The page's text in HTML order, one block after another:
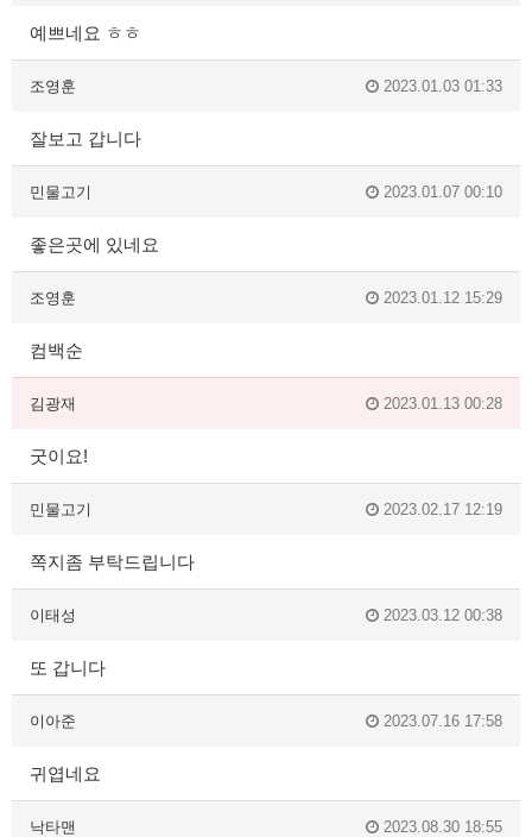
예쁘네요 ㅎㅎ
조영훈 2023.01.03 01:33
잘보고 갑니다
민물고기 2023.01.07 00:10
좋은곳에 있네요
조영훈 2023.01.12 15:29
컴백순
김광재 2023.01.13 00:28
굿이요!
민물고기 2023.02.17 12:19
쪽지좀 부탁드립니다
이태성 2023.03.12 00:38
또 갑니다
이아준 2023.07.16 17:58
귀엽네요
낙타맨 2023.08.30 18:55